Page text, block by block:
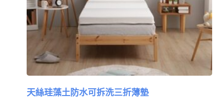
天絲珪藻土防水可拆洗三折薄墊